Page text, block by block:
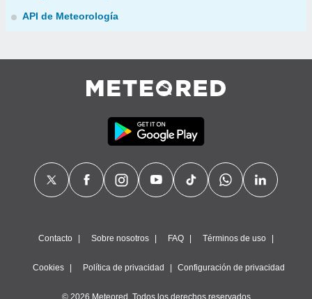
API de Meteorología
Contacto Sobre nosotros FAQ Términos de uso
Cookies Política de privacidad Configuración de privacidad
© 2026 Meteored. Todos los derechos reservados